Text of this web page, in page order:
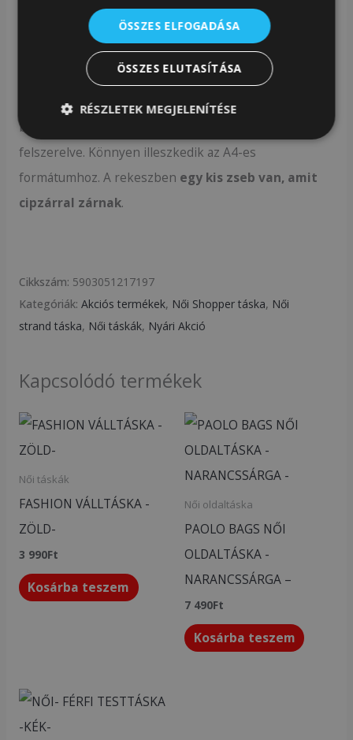
Tágas belső tér
A táska mérete lehetővé teszi, hogy sok mindent
beférj. A táska
felszerelve. Könnyen illeszkedik az A4-es
formátumhoz. A rekeszben egy kis zseb van, amit
cipzárral zárnak.
Cikkszám: 5903051217197
Kategóriák: Akciós termékek, Női Shopper táska, Női
strand táska, Női táskák, Nyári Akció
Kapcsolódó termékek
Női táskák
FASHION VÁLLTÁSKA -
ZÖLD-
3 990Ft
Kosárba teszem
Női oldaltáska
PAOLO BAGS NŐI
OLDALTÁSKA -
NARANCSSÁRGA –
7 490Ft
Kosárba teszem
ÖSSZES ELFOGADÁSA
ÖSSZES ELUTASÍTÁSA
RÉSZLETEK MEGJELENÍTÉSE